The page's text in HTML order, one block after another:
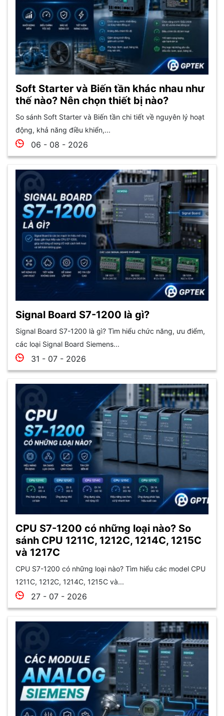
Soft Starter và Biến tần khác nhau như
thế nào? Nên chọn thiết bị nào?
So sánh Soft Starter và Biến tần chi tiết về nguyên lý hoạt
động, khả năng điều khiển,...
06 - 08 - 2026
Signal Board S7-1200 là gì?
Signal Board S7-1200 là gì? Tìm hiểu chức năng, ưu điểm,
các loại Signal Board Siemens...
31 - 07 - 2026
CPU S7-1200 có những loại nào? So
sánh CPU 1211C, 1212C, 1214C, 1215C
và 1217C
CPU S7-1200 có những loại nào? Tìm hiểu các model CPU
1211C, 1212C, 1214C, 1215C và...
27 - 07 - 2026